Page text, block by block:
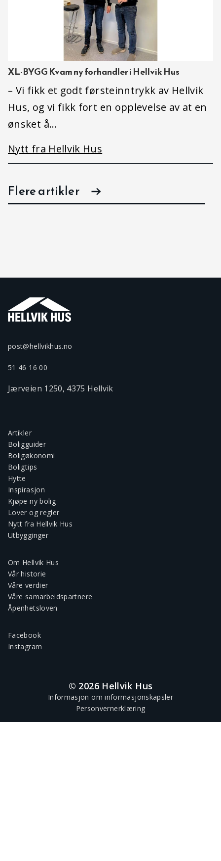
XL-BYGG Kvam ny forhandler i Hellvik Hus
– Vi fikk et godt førsteinntrykk av Hellvik
Hus, og vi fikk fort en opplevelse av at en
ønsket å…
Nytt fra Hellvik Hus
Flere artikler
post@hellvikhus.no
51 46 16 00
Jærveien 1250, 4375 Hellvik
Artikler
Boligguider
Boligøkonomi
Boligtips
Hytte
Inspirasjon
Kjøpe ny bolig
Lover og regler
Nytt fra Hellvik Hus
Utbygginger
Om Hellvik Hus
Vår historie
Våre verdier
Våre samarbeidspartnere
Åpenhetsloven
Facebook
Instagram
© 2026 Hellvik Hus
Informasjon om informasjonskapsler
Personvernerklæring